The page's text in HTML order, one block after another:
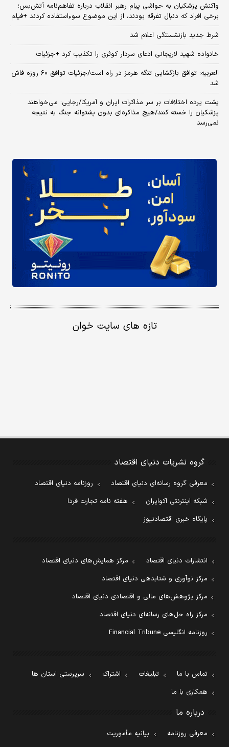
واکنش پزشکیان به حواشی پیام رهبر انقلاب درباره تفاهم‌نامه آتش‌بس؛
برخی افراد که دنبال تفرقه بودند، از این موضوع سوءاستفاده کردند +فیلم
شرط جدید بازنشستگی اعلام شد
خانواده شهید لاریجانی ادعای سردار کوثری را تکذیب کرد +جزئیات
العربیه: توافق بازگشایی تنگه هرمز در راه است/جزئیات توافق ۶۰ روزه فاش
شد
پشت پرده اختلافات بر سر مذاکرات ایران و آمریکا/رجایی: می‌خواهند
پزشکیان را خسته کنند/هیچ مذاکره‌ای بدون پشتوانه جنگ به نتیجه
نمی‌رسد
تازه های سایت خوان
گروه نشریات دنیای اقتصاد
معرفی گروه رسانه‌ای دنیای اقتصاد
روزنامه دنیای اقتصاد
شبکه اینترنتی اکوایران
هفته نامه تجارت فردا
پایگاه خبری اقتصادنیوز
انتشارات دنیای اقتصاد
مرکز همایش‌های دنیای اقتصاد
مرکز نوآوری و شتابدهی دنیای اقتصاد
مرکز پژوهش‌های مالی و اقتصادی دنیای اقتصاد
مرکز راه حل‌های رسانه‌ای دنیای اقتصاد
روزنامه انگلیسی Financial Tribune
تماس با ما تبلیغات اشتراک
سرپرستی استان ها
همکاری با ما
درباره ما
معرفی روزنامه
بیانیه مأموریت